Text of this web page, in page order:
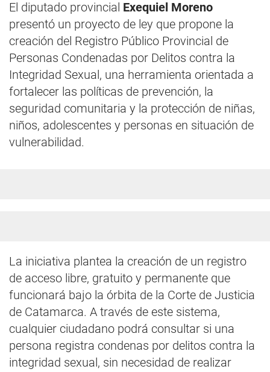
El diputado provincial Exequiel Moreno
presentó un proyecto de ley que propone la
creación del Registro Público Provincial de
Personas Condenadas por Delitos contra la
Integridad Sexual, una herramienta orientada a
fortalecer las políticas de prevención, la
seguridad comunitaria y la protección de niñas,
niños, adolescentes y personas en situación de
vulnerabilidad.
La iniciativa plantea la creación de un registro
de acceso libre, gratuito y permanente que
funcionará bajo la órbita de la Corte de Justicia
de Catamarca. A través de este sistema,
cualquier ciudadano podrá consultar si una
persona registra condenas por delitos contra la
integridad sexual, sin necesidad de realizar